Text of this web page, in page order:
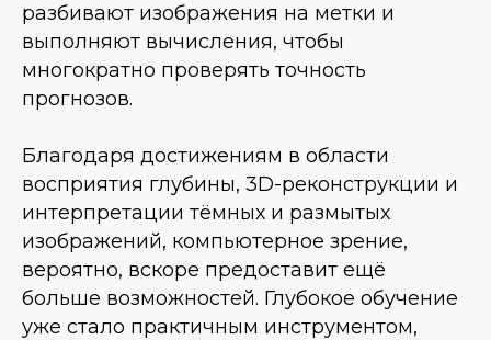
разбивают изображения на метки и
выполняют вычисления, чтобы
многократно проверять точность
прогнозов.
Благодаря достижениям в области
восприятия глубины, 3D-реконструкции и
интерпретации тёмных и размытых
изображений, компьютерное зрение,
вероятно, вскоре предоставит ещё
больше возможностей. Глубокое обучение
уже стало практичным инструментом,